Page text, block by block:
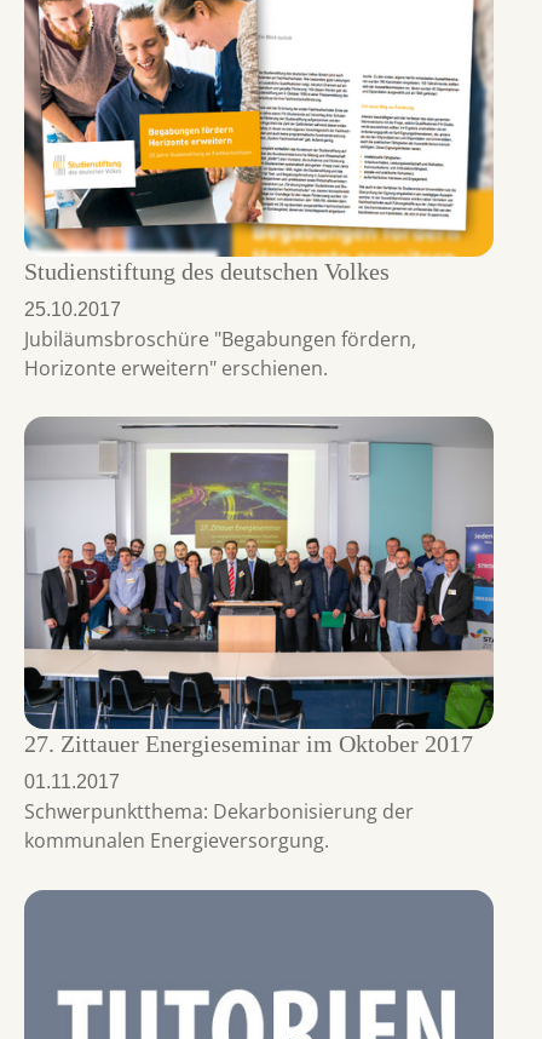
Studienstiftung des deutschen Volkes
25.10.2017
Jubiläumsbroschüre "Begabungen fördern,
Horizonte erweitern" erschienen.
27. Zittauer Energieseminar im Oktober 2017
01.11.2017
Schwerpunktthema: Dekarbonisierung der
kommunalen Energieversorgung.